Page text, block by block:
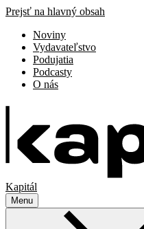
Prejsť na hlavný obsah
Noviny
Vydavateľstvo
Podujatia
Podcasty
O nás
Kapitál
Menu